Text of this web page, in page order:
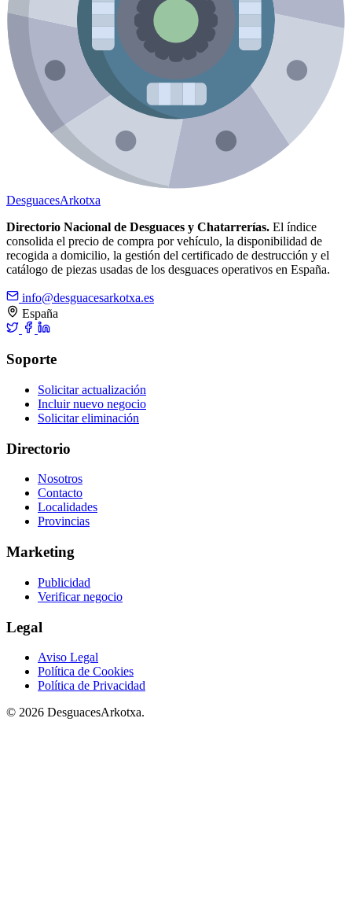
DesguacesArkotxa
Directorio Nacional de Desguaces y Chatarrerías. El índice
consolida el precio de compra por vehículo, la disponibilidad de
recogida a domicilio, la gestión del certificado de destrucción y el
catálogo de piezas usadas de los desguaces operativos en España.
info@desguacesarkotxa.es
España
Soporte
Solicitar actualización
Incluir nuevo negocio
Solicitar eliminación
Directorio
Nosotros
Contacto
Localidades
Provincias
Marketing
Publicidad
Verificar negocio
Legal
Aviso Legal
Política de Cookies
Política de Privacidad
© 2026 DesguacesArkotxa.